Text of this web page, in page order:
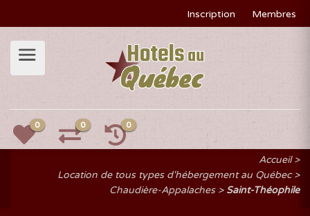
Inscription Membres
0 0 0
Accueil
Location de tous types d'hébergement au Québec
Chaudière-Appalaches
Saint-Théophile